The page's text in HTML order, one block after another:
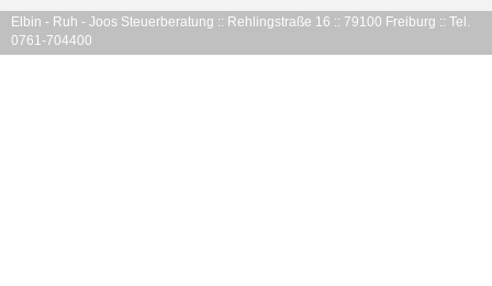
Elbin - Ruh - Joos Steuerberatung :: Rehlingstraße 16 :: 79100 Freiburg :: Tel.
0761-704400